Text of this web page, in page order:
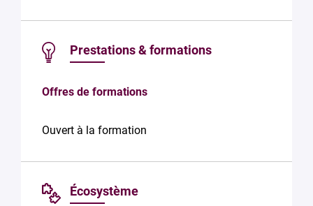
Prestations & formations
Offres de formations
Ouvert à la formation
Écosystème